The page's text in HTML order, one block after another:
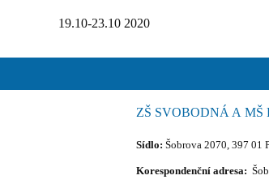
19.10-23.10 2020
ZŠ SVOBODNÁ A MŠ
Sídlo: Šobrova 2070, 397 01
Korespondenční adresa: